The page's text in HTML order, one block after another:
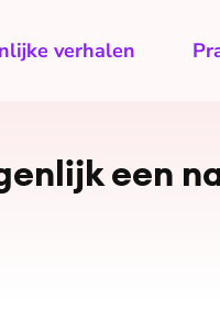
verhalen
een